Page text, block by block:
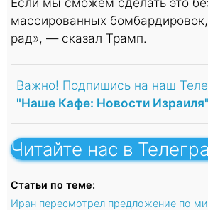
массированных
рад», — сказал Трамп.
Важно! Подпишись на наш
"Наше Кафе: Новости Израиля"
Читайте нас в
Статьи по теме:
Иран пересмотрел предложение по